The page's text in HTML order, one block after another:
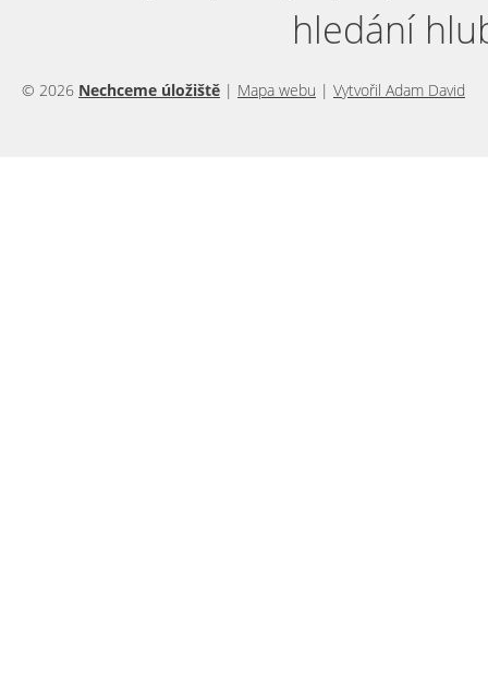
hledání
© 2026 Nechceme úložiště | Mapa webu | Vytvořil Adam David